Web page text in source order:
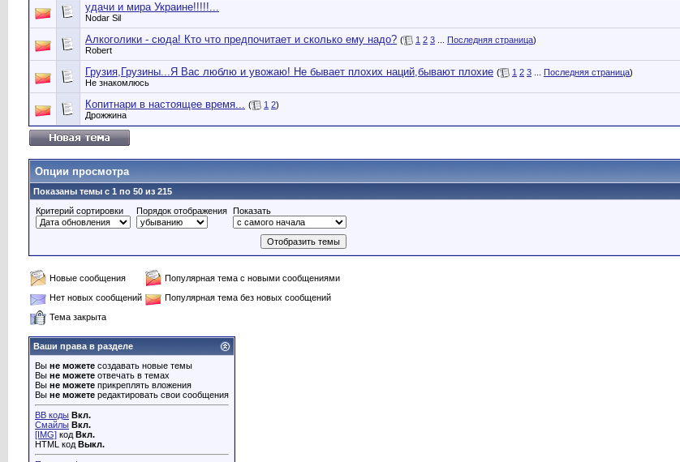
удачи и мира Украине!!!!!...
Nodar Sil
Алкоголики - сюда! Кто что предпочитает и сколько ему надо? ( 1 2 3 Последняя страница)
Robert
Грузия,Грузины...Я Вас люблю и увожаю! Не бывает плохих наций,бывают плохие ( 1 2 3 Последняя страница)
Не знакомлюсь
Копитнари в настоящее время... ( 1 2)
Дрожжина
Опции просмотра
Показаны темы с 1 по 50 из 215
Критерий сортировки
Порядок отображения Показать
Новые сообщения
Популярная тема с новыми сообщениями
Нет новых сообщений
Популярная тема без новых сообщений
Тема закрыта
Ваши права в разделе
Вы не можете создавать новые темы
Вы не можете отвечать в темах
Вы не можете прикреплять вложения
Вы не можете редактировать свои сообщения
BB коды Вкл.
Смайлы Вкл.
[IMG] код Вкл.
HTML код Выкл.